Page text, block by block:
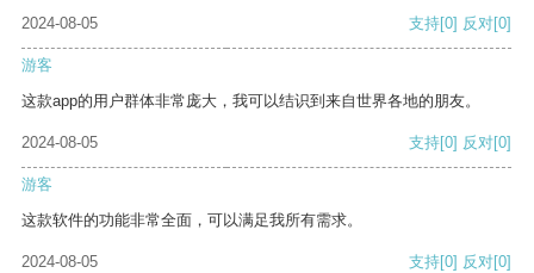
2024-08-05
支持[0] 反对[0]
游客
这款app的用户群体非常庞大，我可以结识到来自世界各地的朋友。
2024-08-05 支持[0] 反对[0]
游客
这款软件的功能非常全面，可以满足我所有需求。
2024-08-05 支持[0] 反对[0]